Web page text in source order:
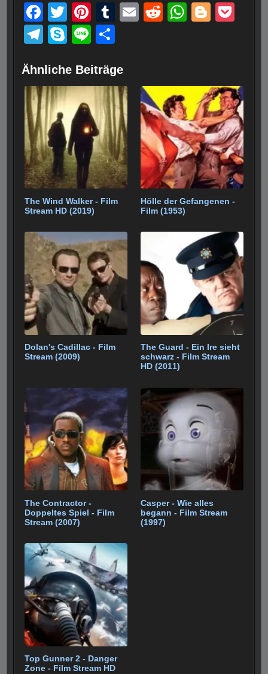
F
a
c
e
b
o
o
k
T
wi
tt
er
Pi
nt
er
e
st
T
bl
r
E
R
t
W
A
p
p
Bl
er
T
e
gr
a
m
S
p
e
Li
e
e
n
Ähnliche Beiträge
The Wind Walker - Film
Stream HD (2019)
Hölle der Gefangenen -
Film (1953)
Dolan's Cadillac - Film
Stream (2009)
The Guard - Ein Ire sieht
schwarz - Film Stream
HD (2011)
The Contractor -
Doppeltes Spiel - Film
Stream (2007)
Casper - Wie alles
begann - Film Stream
(1997)
Top Gunner 2 - Danger
Zone - Film Stream HD